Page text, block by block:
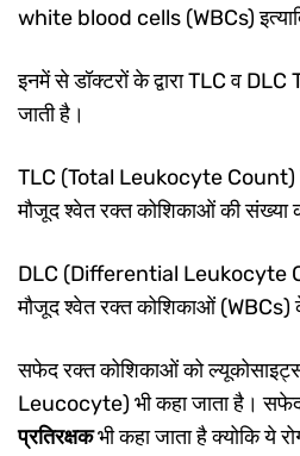
white blood cells (WBCs)
इनमें से डॉक्टरों के द्वारा TLC व
जाती है।
TLC (Total Leukocyte Count)
मौजूद श्वेत रक्त कोशिकाओं की संख्या
DLC (Differential Leukocyte
मौजूद श्वेत रक्त कोशिकाओं (WBCs)
सफेद रक्त कोशिकाओं को
Leucocyte) भी कहा जाता है।
प्रतिरक्षकभी कहा जाता है क्योकि ये